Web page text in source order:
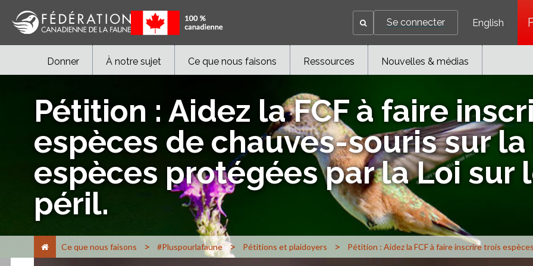
Se connecter English
Donner À notre sujet Ce que nous faisons Ressources Nouvelles & médias
Pétition : Aidez la FCF à faire
espèces de chauves-souris sur
espèces protégées par la Loi sur
péril.
Ce que nous faisons > #Pluspourlafaune > Pétitions et plaidoyers > Pétition : Aidez la FCF à faire inscrire trois